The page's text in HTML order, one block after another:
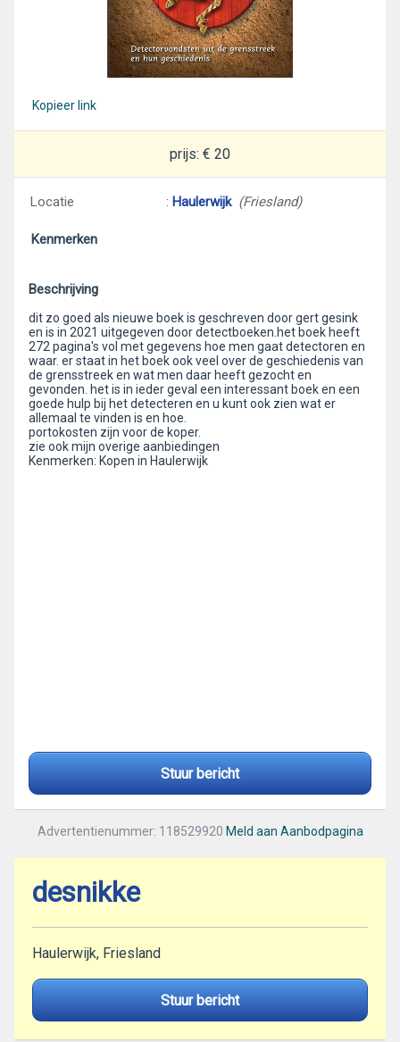
Kopieer link
prijs: € 20
Locatie : Haulerwijk (Friesland)
Kenmerken
Beschrijving
dit zo goed als nieuwe boek is geschreven door gert gesink
en is in 2021 uitgegeven door detectboeken.het boek heeft
272 pagina's vol met gegevens hoe men gaat detectoren en
waar. er staat in het boek ook veel over de geschiedenis van
de grensstreek en wat men daar heeft gezocht en
gevonden. het is in ieder geval een interessant boek en een
goede hulp bij het detecteren en u kunt ook zien wat er
allemaal te vinden is en hoe.
portokosten zijn voor de koper.
zie ook mijn overige aanbiedingen
Kenmerken: Kopen in Haulerwijk
Stuur bericht
Advertentienummer: 118529920 Meld aan Aanbodpagina
desnikke
Haulerwijk, Friesland
Stuur bericht